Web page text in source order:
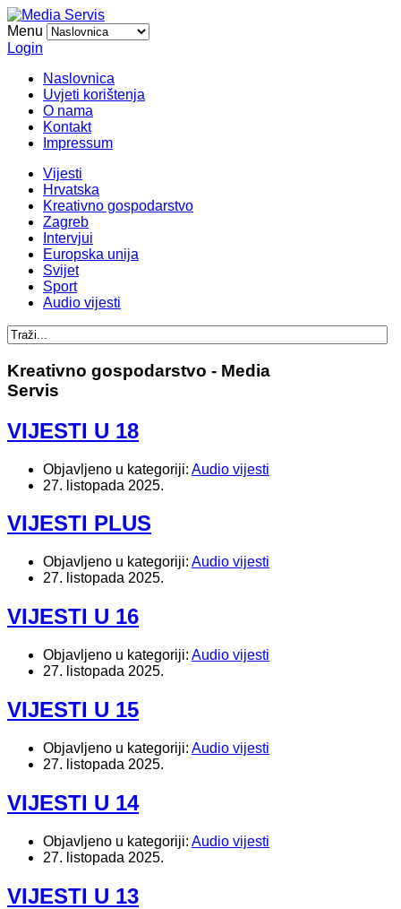
Menu
Login
Naslovnica
Uvjeti korištenja
O nama
Kontakt
Impressum
Vijesti
Hrvatska
Kreativno gospodarstvo
Zagreb
Intervjui
Europska unija
Svijet
Sport
Audio vijesti
Kreativno gospodarstvo - Media
Servis
VIJESTI U 18
Objavljeno u kategoriji: Audio vijesti
27. listopada 2025.
VIJESTI PLUS
Objavljeno u kategoriji: Audio vijesti
27. listopada 2025.
VIJESTI U 16
Objavljeno u kategoriji: Audio vijesti
27. listopada 2025.
VIJESTI U 15
Objavljeno u kategoriji: Audio vijesti
27. listopada 2025.
VIJESTI U 14
Objavljeno u kategoriji: Audio vijesti
27. listopada 2025.
VIJESTI U 13